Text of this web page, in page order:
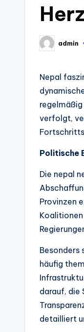
Posted
by
admin
Nepal
verfolgt,
Politische
Die nepal
Provinzen
Besonders
häufig
darauf, die
detailliert